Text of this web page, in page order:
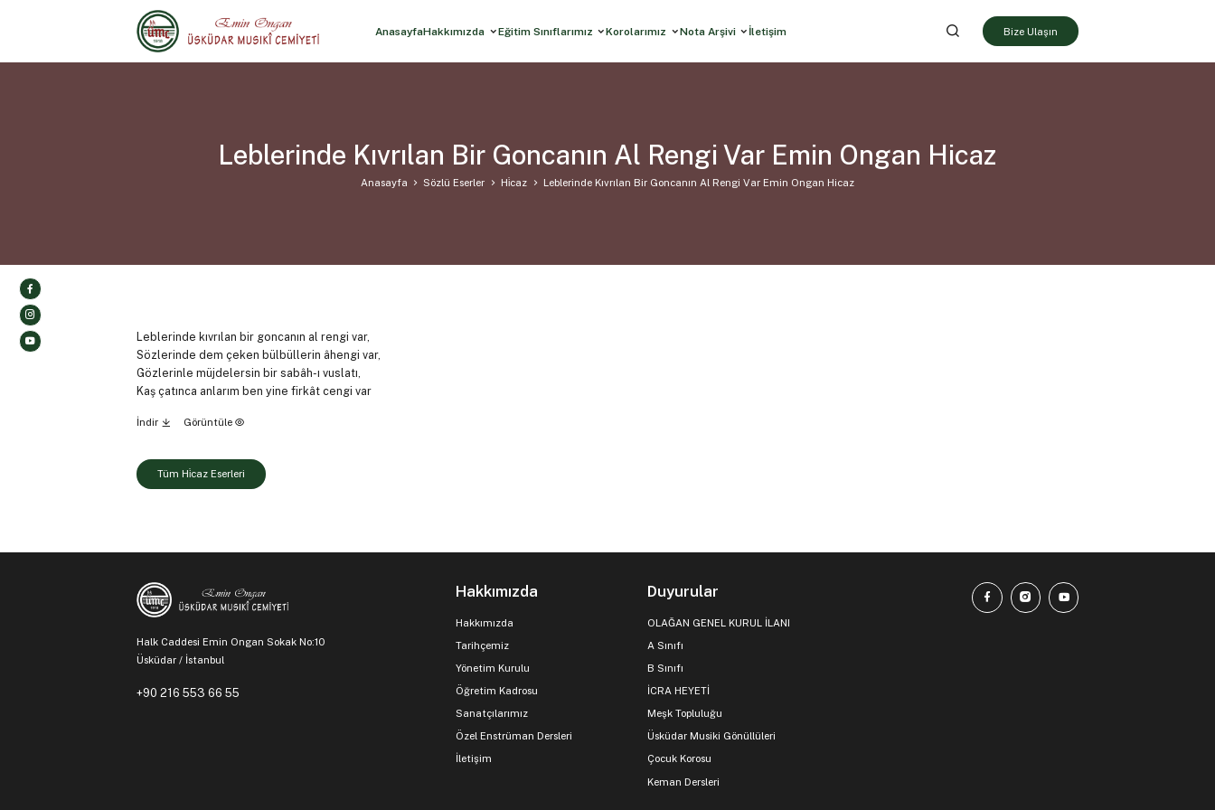
AnasayfaHakkımızda Eğitim Sınıflarımız Korolarımız Nota Arşivi İletişim Bize Ulaşın
Leblerinde Kıvrılan Bir Goncanın Al Rengi Var Emin Ongan Hicaz
Anasayfa Sözlü Eserler Hi̇caz Leblerinde Kıvrılan Bir Goncanın Al Rengi Var Emin Ongan Hicaz
Leblerinde kıvrılan bir goncanın al rengi var,
Sözlerinde dem çeken bülbüllerin âhengi var,
Gözlerinle müjdelersin bir sabâh-ı vuslatı,
Kaş çatınca anlarım ben yine firkât cengi var
İndir Görüntüle
Tüm Hi̇caz Eserleri
Halk Caddesi Emin Ongan Sokak No:10
Üsküdar / İstanbul
+90 216 553 66 55
Hakkımızda
Hakkımızda
Tarihçemiz
Yönetim Kurulu
Öğretim Kadrosu
Sanatçılarımız
Özel Enstrüman Dersleri
İletişim
Duyurular
OLAĞAN GENEL KURUL İLANI
A Sınıfı
B Sınıfı
İCRA HEYETİ
Meşk Topluluğu
Üsküdar Musiki Gönüllüleri
Çocuk Korosu
Keman Dersleri